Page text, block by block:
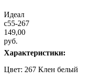
Идеал
c55-267
149,00
руб.
Характеристики:
Цвет: 267 Клен белый